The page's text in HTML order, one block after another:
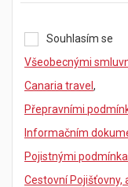
Souhlasím se
Všeobecnými
Canaria travel ,
Přepravními
Informačním
Pojistnými
Cestovní Pojišťovny,